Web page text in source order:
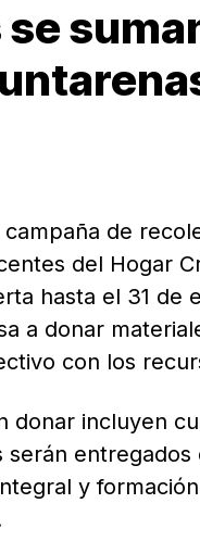
de
del Hogar
hasta el 31
a donar
con los
donar incluyen
y